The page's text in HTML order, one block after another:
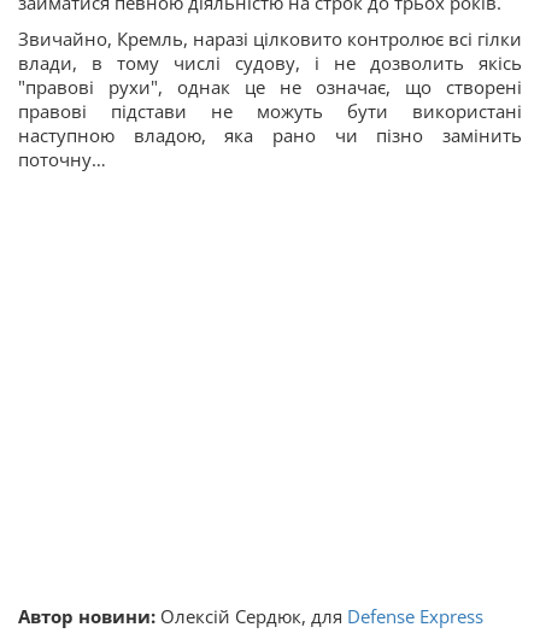
Звичайно, Кремль, наразі цілковито контролює всі гілки
влади, в тому числі судову, і не дозволить якісь
"правові рухи", однак це не означає, що створені
правові підстави не можуть бути використані
наступною владою, яка рано чи пізно замінить
поточну…
Автор новини: Олексій Сердюк, для Defense Express